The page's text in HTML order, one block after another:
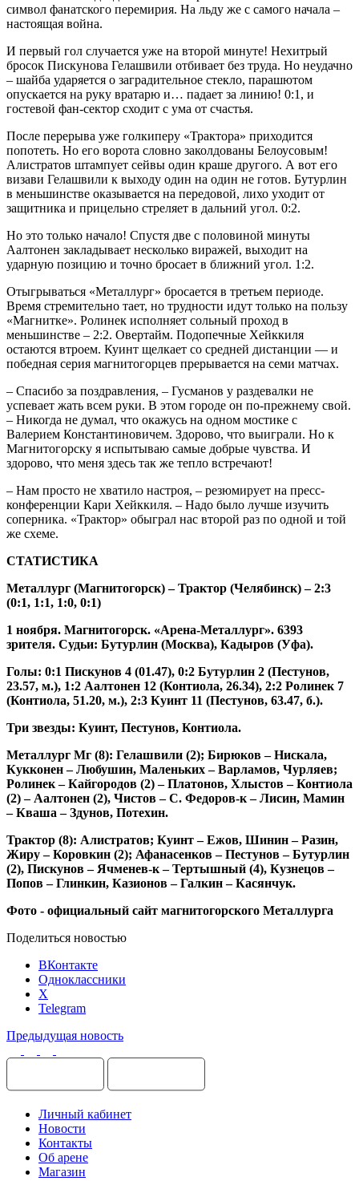
символ фанатского перемирия. На льду же с самого начала –
настоящая война.
И первый гол случается уже на второй минуте! Нехитрый
бросок Пискунова Гелашвили отбивает без труда. Но неудачно
– шайба ударяется о заградительное стекло, парашютом
опускается на руку вратарю и… падает за линию! 0:1, и
гостевой фан-сектор сходит с ума от счастья.
После перерыва уже голкиперу «Трактора» приходится
попотеть. Но его ворота словно заколдованы Белоусовым!
Алистратов штампует сейвы один краше другого. А вот его
визави Гелашвили к выходу один на один не готов. Бутурлин
в меньшинстве оказывается на передовой, лихо уходит от
защитника и прицельно стреляет в дальний угол. 0:2.
Но это только начало! Спустя две с половиной минуты
Аалтонен закладывает несколько виражей, выходит на
ударную позицию и точно бросает в ближний угол. 1:2.
Отыгрываться «Металлург» бросается в третьем периоде.
Время стремительно тает, но трудности идут только на пользу
«Магнитке». Ролинек исполняет сольный проход в
меньшинстве – 2:2. Овертайм. Подопечные Хейккиля
остаются втроем. Куинт щелкает со средней дистанции — и
победная серия магнитогорцев прерывается на семи матчах.
– Спасибо за поздравления, – Гусманов у раздевалки не
успевает жать всем руки. В этом городе он по-прежнему свой.
– Никогда не думал, что окажусь на одном мостике с
Валерием Константиновичем. Здорово, что выиграли. Но к
Магнитогорску я испытываю самые добрые чувства. И
здорово, что меня здесь так же тепло встречают!
– Нам просто не хватило настроя, – резюмирует на пресс-
конференции Кари Хейккиля. – Надо было лучше изучить
соперника. «Трактор» обыграл нас второй раз по одной и той
же схеме.
СТАТИСТИКА
Металлург (Магнитогорск) – Трактор (Челябинск) – 2:3
(0:1, 1:1, 1:0, 0:1)
1 ноября. Магнитогорск. «Арена-Металлург». 6393
зрителя. Судьи: Бутурлин (Москва), Кадыров (Уфа).
Голы: 0:1 Пискунов 4 (01.47), 0:2 Бутурлин 2 (Пестунов,
23.57, м.), 1:2 Аалтонен 12 (Контиола, 26.34), 2:2 Ролинек 7
(Контиола, 51.20, м.), 2:3 Куинт 11 (Пестунов, 63.47, б.).
Три звезды: Куинт, Пестунов, Контиола.
Металлург Мг (8): Гелашвили (2); Бирюков – Нискала,
Кукконен – Любушин, Маленьких – Варламов, Чурляев;
Ролинек – Кайгородов (2) – Платонов, Хлыстов – Контиола
(2) – Аалтонен (2), Чистов – С. Федоров-к – Лисин, Мамин
– Кваша – Здунов, Потехин.
Трактор (8): Алистратов; Куинт – Ежов, Шинин – Разин,
Жиру – Коровкин (2); Афанасенков – Пестунов – Бутурлин
(2), Пискунов – Ячменев-к – Тертышный (4), Кузнецов –
Попов – Глинкин, Казионов – Галкин – Касянчук.
Фото - официальный сайт магнитогорского Металлурга
Поделиться новостью
ВКонтакте
Одноклассники
X
Telegram
Предыдущая новость
Личный кабинет
Новости
Контакты
Об арене
Магазин